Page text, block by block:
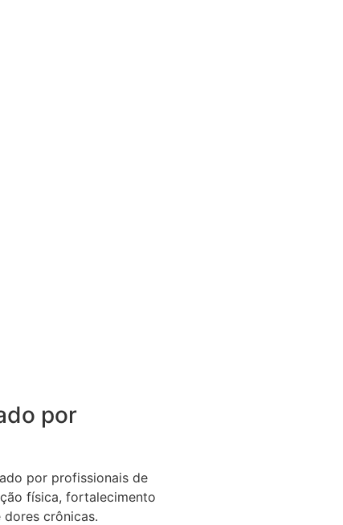
por
por profissionais de
física, fortalecimento
crônicas.